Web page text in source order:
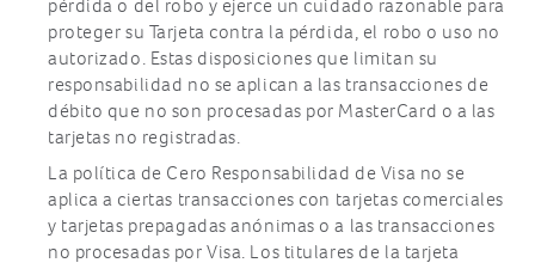
pérdida o del robo y ejerce un cuidado razonable para
proteger su Tarjeta contra la pérdida, el robo o uso no
autorizado. Estas disposiciones que limitan su
responsabilidad no se aplican a las transacciones de
débito que no son procesadas por MasterCard o a las
tarjetas no registradas.
La política de Cero Responsabilidad de Visa no se
aplica a ciertas transacciones con tarjetas comerciales
y tarjetas prepagadas anónimas o a las transacciones
no procesadas por Visa. Los titulares de la tarjeta